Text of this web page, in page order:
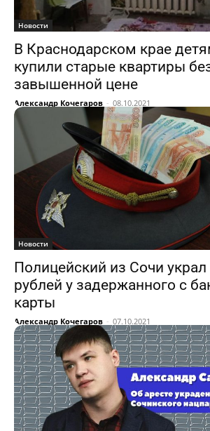
Новости
В Краснодарском крае
купили старые квартиры
завышенной цене
Александр Кочегаров - 08.10.2021
Новости
Полицейский из Сочи
рублей у задержанного с
карты
Александр Кочегаров - 07.10.2021